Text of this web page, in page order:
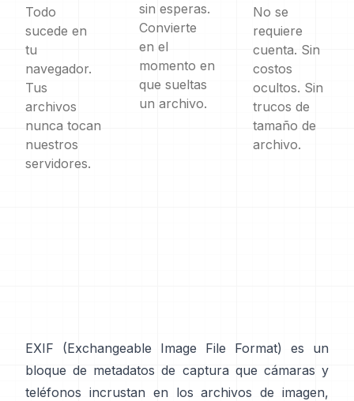
Todo
sucede en
tu
navegador.
Tus
archivos
nunca tocan
nuestros
servidores.
sin esperas.
Convierte
en el
momento en
que sueltas
un archivo.
No se
requiere
cuenta. Sin
costos
ocultos. Sin
trucos de
tamaño de
archivo.
EXIF (Exchangeable Image File Format) es un
bloque de metadatos de captura que cámaras y
teléfonos incrustan en los archivos de imagen,